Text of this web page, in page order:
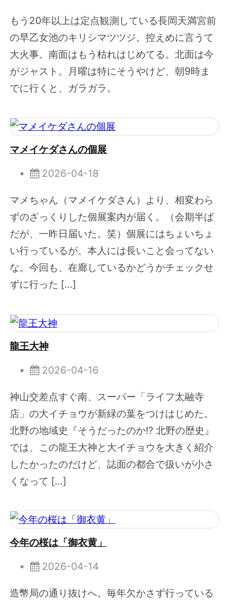
もう20年以上は定点観測している長岡天満宮前
の早乙女池のキリシマツツジ。控えめに言うて
大火事。南面はもう枯れはじめてる。北面は今
がジャスト。月曜は特にそうやけど、朝9時ま
でに行くと、ガラガラ。
マメイケダさんの個展
2026-04-18
マメちゃん（マメイケダさん）より、相変わら
ずのざっくりした個展案内が届く。（会期半ば
だが、一昨日届いた。笑）個展にはちょいちょ
い行っているが、本人には長いこと会ってない
な。今回も、在廊しているかどうかチェックせ
ずに行った […]
龍王大神
2026-04-16
神山交差点すぐ南、スーパー「ライフ太融寺
店」の大イチョウが新緑の葉をつけはじめた。
北野の地域史『そうだったのか!? 北野の歴史』
では、この龍王大神と大イチョウを大きく紹介
したかったのだけど、誌面の都合で扱いが小さ
くなって […]
今年の桜は「御衣黄」
2026-04-14
造幣局の通り抜けへ。毎年欠かさず行っている